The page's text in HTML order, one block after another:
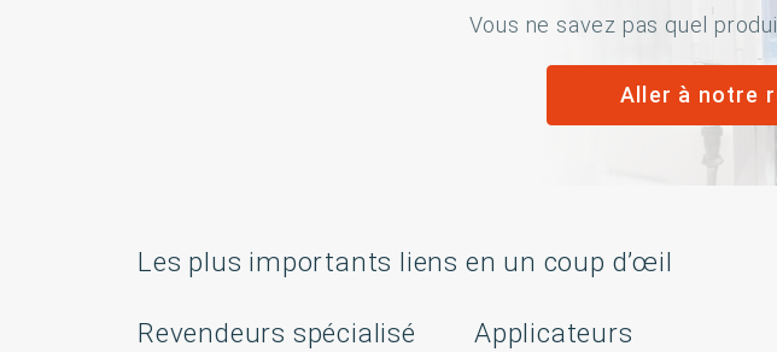
Vous ne savez pas quel
Aller à notre
Les plus importants liens en un coup d’œil
Revendeurs spécialisé Applicateurs